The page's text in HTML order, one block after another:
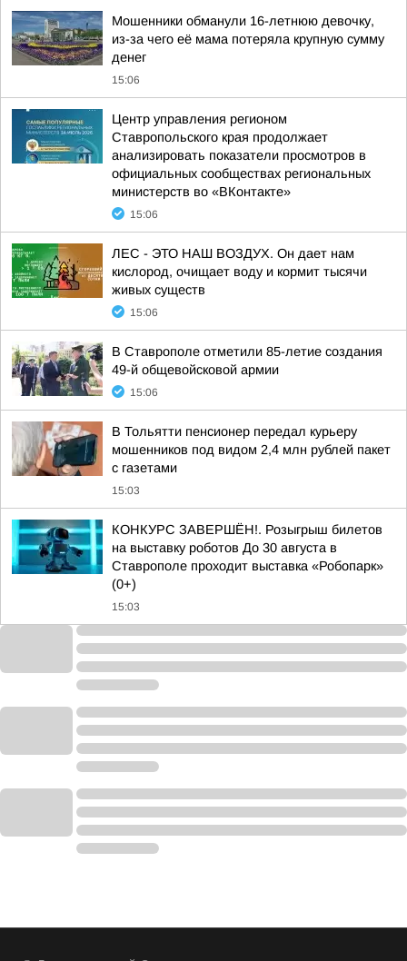
Мошенники обманули 16-летнюю девочку,
из-за чего её мама потеряла крупную сумму
денег
15:06
Центр управления регионом
Ставропольского края продолжает
анализировать показатели просмотров в
официальных сообществах региональных
министерств во «ВКонтакте»
15:06
ЛЕС - ЭТО НАШ ВОЗДУХ. Он дает нам
кислород, очищает воду и кормит тысячи
живых существ
15:06
В Ставрополе отметили 85-летие создания
49-й общевойсковой армии
15:06
В Тольятти пенсионер передал курьеру
мошенников под видом 2,4 млн рублей пакет
с газетами
15:03
КОНКУРС ЗАВЕРШЁН!. Розыгрыш билетов
на выставку роботов До 30 августа в
Ставрополе проходит выставка «Робопарк»
(0+)
15:03